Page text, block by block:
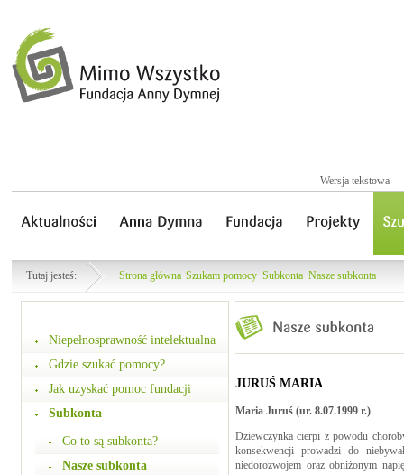
Wersja tekstowa
Tutaj jesteś: Strona główna Szukam pomocy Subkonta Nasze subkonta
Niepełnosprawność intelektualna
Gdzie szukać pomocy?
Jak uzyskać pomoc fundacji
Subkonta
Co to są subkonta?
Nasze subkonta
JURUŚ MARIA
Maria Juruś (ur. 8.07.1999 r.)
Dziewczynka cierpi z powodu
konsekwencji prowadzi do
niedorozwojem oraz obniżonym